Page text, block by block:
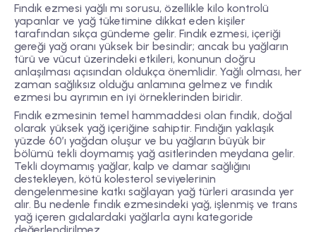
Fındık ezmesi yağlı mı sorusu, özellikle kilo kontrolü
yapanlar ve yağ tüketimine dikkat eden kişiler
tarafından sıkça gündeme gelir. Fındık ezmesi, içeriği
gereği yağ oranı yüksek bir besindir; ancak bu yağların
türü ve vücut üzerindeki etkileri, konunun doğru
anlaşılması açısından oldukça önemlidir. Yağlı olması, her
zaman sağlıksız olduğu anlamına gelmez ve fındık
ezmesi bu ayrımın en iyi örneklerinden biridir.
Fındık ezmesinin temel hammaddesi olan fındık, doğal
olarak yüksek yağ içeriğine sahiptir. Fındığın yaklaşık
yüzde 60’ı yağdan oluşur ve bu yağların büyük bir
bölümü tekli doymamış yağ asitlerinden meydana gelir.
Tekli doymamış yağlar, kalp ve damar sağlığını
destekleyen, kötü kolesterol seviyelerinin
dengelenmesine katkı sağlayan yağ türleri arasında yer
alır. Bu nedenle fındık ezmesindeki yağ, işlenmiş ve trans
yağ içeren gıdalardaki yağlarla aynı kategoride